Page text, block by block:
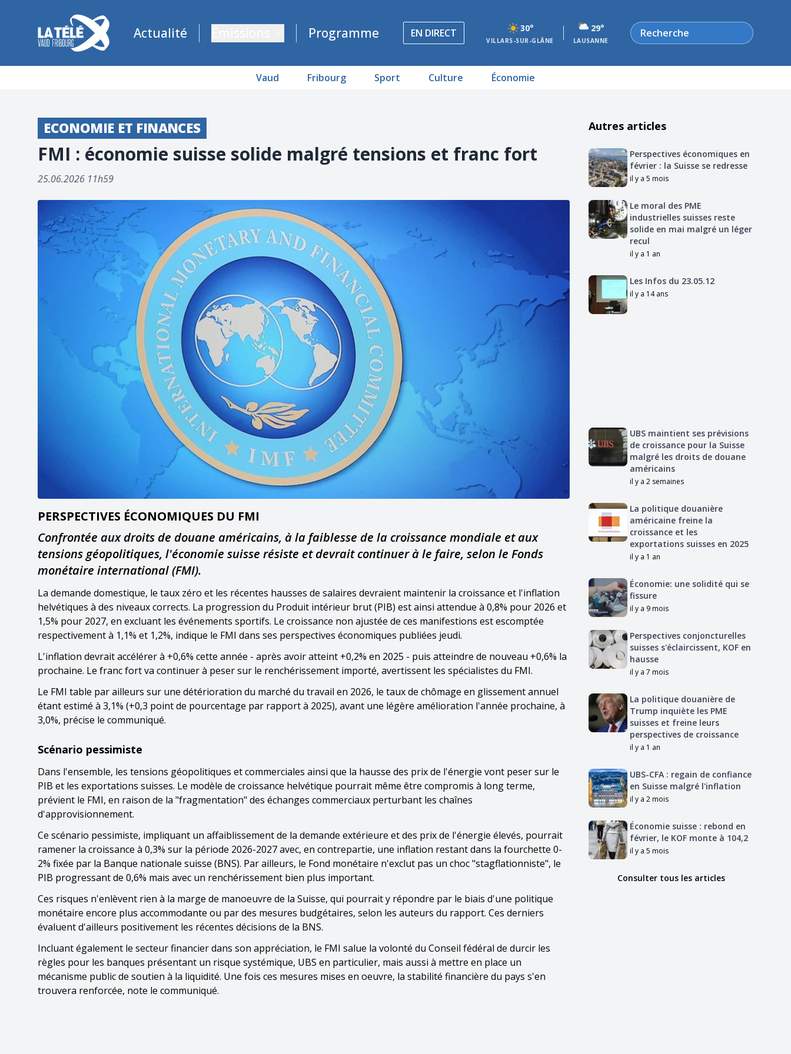
La Télé - Télévision régionale Vaud et Fribourg
Actualité Programme EN DIRECT 30°
VILLARS-SUR-GLÂNE
29°
LAUSANNE
Rechercher
Vaud Fribourg Sport Culture Économie
ECONOMIE ET FINANCES
FMI : économie suisse solide malgré tensions et franc fort
25.06.2026 11h59
PERSPECTIVES ÉCONOMIQUES DU FMI
Confrontée aux droits de douane américains, à la faiblesse de la croissance mondiale et aux
tensions géopolitiques, l'économie suisse résiste et devrait continuer à le faire, selon le Fonds
monétaire international (FMI).
La demande domestique, le taux zéro et les récentes hausses de salaires devraient maintenir la croissance et l'inflation
helvétiques à des niveaux corrects. La progression du Produit intérieur brut (PIB) est ainsi attendue à 0,8% pour 2026 et
1,5% pour 2027, en excluant les événements sportifs. Le croissance non ajustée de ces manifestions est escomptée
respectivement à 1,1% et 1,2%, indique le FMI dans ses perspectives économiques publiées jeudi.
L'inflation devrait accélérer à +0,6% cette année - après avoir atteint +0,2% en 2025 - puis atteindre de nouveau +0,6% la
prochaine. Le franc fort va continuer à peser sur le renchérissement importé, avertissent les spécialistes du FMI.
Le FMI table par ailleurs sur une détérioration du marché du travail en 2026, le taux de chômage en glissement annuel
étant estimé à 3,1% (+0,3 point de pourcentage par rapport à 2025), avant une légère amélioration l'année prochaine, à
3,0%, précise le communiqué.
Scénario pessimiste
Dans l'ensemble, les tensions géopolitiques et commerciales ainsi que la hausse des prix de l'énergie vont peser sur le
PIB et les exportations suisses. Le modèle de croissance helvétique pourrait même être compromis à long terme,
prévient le FMI, en raison de la "fragmentation" des échanges commerciaux perturbant les chaînes
d'approvisionnement.
Ce scénario pessimiste, impliquant un affaiblissement de la demande extérieure et des prix de l'énergie élevés, pourrait
ramener la croissance à 0,3% sur la période 2026-2027 avec, en contrepartie, une inflation restant dans la fourchette 0-
2% fixée par la Banque nationale suisse (BNS). Par ailleurs, le Fond monétaire n'exclut pas un choc "stagflationniste", le
PIB progressant de 0,6% mais avec un renchérissement bien plus important.
Ces risques n'enlèvent rien à la marge de manoeuvre de la Suisse, qui pourrait y répondre par le biais d'une politique
monétaire encore plus accommodante ou par des mesures budgétaires, selon les auteurs du rapport. Ces derniers
évaluent d'ailleurs positivement les récentes décisions de la BNS.
Incluant également le secteur financier dans son appréciation, le FMI salue la volonté du Conseil fédéral de durcir les
règles pour les banques présentant un risque systémique, UBS en particulier, mais aussi à mettre en place un
mécanisme public de soutien à la liquidité. Une fois ces mesures mises en oeuvre, la stabilité financière du pays s'en
trouvera renforcée, note le communiqué.
Autres articles
Perspectives économiques en
février : la Suisse se redresse
il y a 5 mois
Le moral des PME
industrielles suisses reste
solide en mai malgré un léger
recul
il y a 1 an
Les Infos du 23.05.12
il y a 14 ans
UBS maintient ses prévisions
de croissance pour la Suisse
malgré les droits de douane
américains
il y a 2 semaines
La politique douanière
américaine freine la
croissance et les
exportations suisses en 2025
il y a 1 an
Économie: une solidité qui se
fissure
il y a 9 mois
Perspectives conjoncturelles
suisses s'éclaircissent, KOF en
hausse
il y a 7 mois
La politique douanière de
Trump inquiète les PME
suisses et freine leurs
perspectives de croissance
il y a 1 an
UBS-CFA : regain de confiance
en Suisse malgré l'inflation
il y a 2 mois
Économie suisse : rebond en
février, le KOF monte à 104,2
il y a 5 mois
Consulter tous les articles